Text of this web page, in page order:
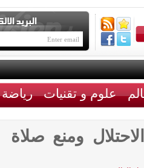
علوم و تقنيات رياضة
الاحتلال ومنع صلاة